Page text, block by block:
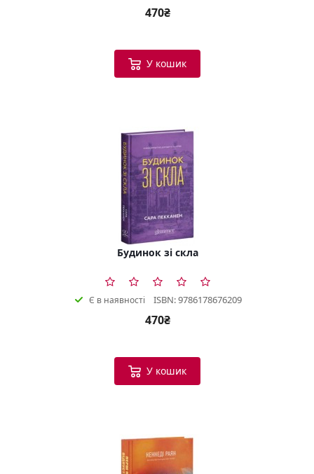
470₴
У кошик
Будинок зі скла
Є в наявності ISBN: 9786178676209
470₴
У кошик